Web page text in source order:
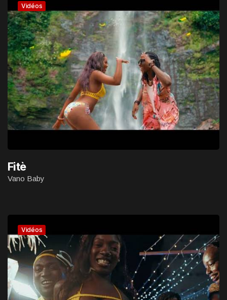
Vidéos
Fitè
Vano Baby
Vidéos